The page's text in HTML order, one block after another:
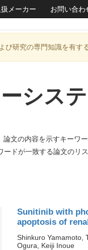
メーカー お問い合わ
び研究の専門知識を有す
シス
文の内容を示すキーワ
ドが一致する論文のリ
Sunitinib with
apoptosis of
Shinkuro Yamamoto,
Ogura, Keiji Inoue